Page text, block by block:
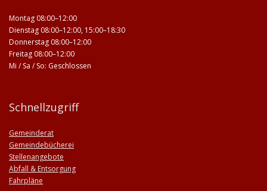
Montag 08:00–12:00
Dienstag 08:00–12:00, 15:00–18:30
Donnerstag 08:00–12:00
Freitag 08:00–12:00
Mi / Sa / So: Geschlossen
Schnellzugriff
Gemeinderat
Gemeindebücherei
Stellenangebote
Abfall & Entsorgung
Fahrpläne